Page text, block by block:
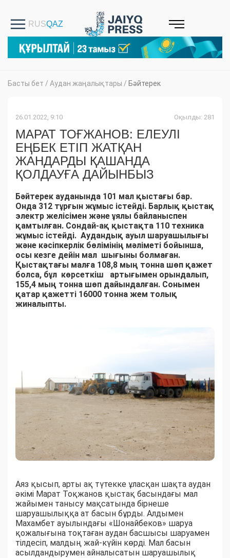
Басты бет / Аудан жаңалықтары / Бәйтерек
26.01.2022, 9:10 Оқылды: 281
МАРАТ ТОҒЖАНОВ: ЕЛЕУЛІ
ЕҢБЕК ЕТІП ЖАТҚАН
ЖАНДАРДЫ ҚАШАНДА
ҚОЛДАУҒА ДАЙЫНБЫЗ
Бәйтерек ауданында 101 мал қыстағы бар.
Онда 312 тұрғын жұмыс істейді. Барлық қыстақ
электр желісімен және ұялы байланыспен
қамтылған. Сондай-ақ қыстақта 110 техника
жұмыс істейді. Аудандық ауыл шаруашылығы
және кәсіпкерлік бөлімінің мәліметі бойынша,
осы кезге дейін мал шығыны болмаған.
Қыстақтағы малға 108,8 мың тонна шөп қажет
болса, бұл көрсеткіш артығымен орындалып,
155,4 мың тонна шөп дайындалған. Сонымен
қатар қажетті 16000 тонна жем толық
жиналыпты.
Аяз қысып, арты ақ түтекке ұласқан шақта аудан
әкімі Марат Тоқжанов қыстақ басындағы мал
жайымен танысу мақсатында бірнеше
шаруашылыққа ат басын бұрды. Алдымен
Махамбет ауылындағы «Шонайбеков» шаруа
қожалығына тоқтаған аудан басшысы шаруамен
тілдесіп, малдың жай-күйін көрді. Мал басын
асылдандырумен айналысатын шаруашылық